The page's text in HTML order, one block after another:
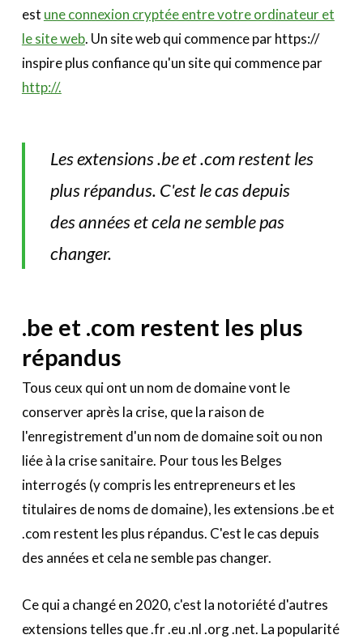
est une connexion cryptée entre votre ordinateur et
le site web. Un site web qui commence par https://
inspire plus confiance qu'un site qui commence par
http://.
Les extensions .be et .com restent les
plus répandus. C'est le cas depuis
des années et cela ne semble pas
changer.
.be et .com restent les plus
répandus
Tous ceux qui ont un nom de domaine vont le
conserver après la crise, que la raison de
l'enregistrement d'un nom de domaine soit ou non
liée à la crise sanitaire. Pour tous les Belges
interrogés (y compris les entrepreneurs et les
titulaires de noms de domaine), les extensions .be et
.com restent les plus répandus. C'est le cas depuis
des années et cela ne semble pas changer.
Ce qui a changé en 2020, c'est la notoriété d'autres
extensions telles que .fr .eu .nl .org .net. La popularité